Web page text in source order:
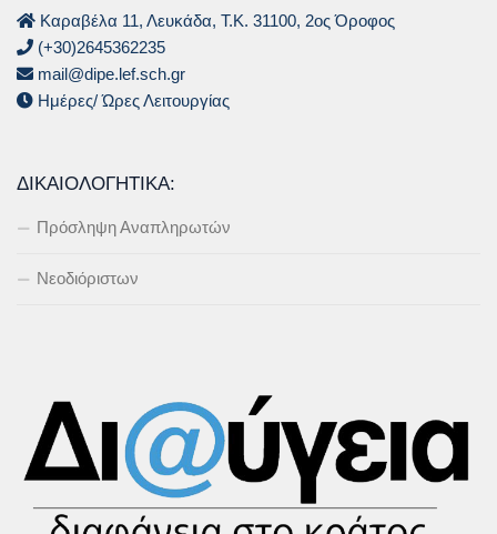
Καραβέλα 11, Λευκάδα, Τ.Κ. 31100, 2ος Όροφος
(+30)2645362235
mail@dipe.lef.sch.gr
Ημέρες/ Ώρες Λειτουργίας
ΔΙΚΑΙΟΛΟΓΗΤΙΚΆ:
Πρόσληψη Αναπληρωτών
Νεοδιόριστων